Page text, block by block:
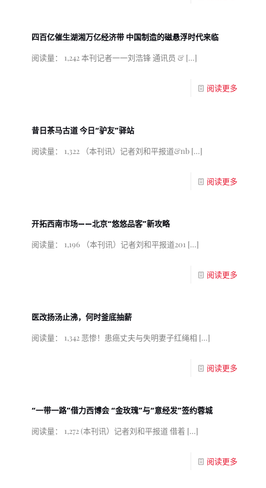
四百亿催生湖湘万亿经济带 中国制造的磁悬浮时代来临
阅读量： 1,242 本刊记者一一刘浩锋 通讯员 & […]
阅读更多
昔日茶马古道 今日“驴友”驿站
阅读量： 1,322 （本刊讯）记者刘和平报道&nb […]
阅读更多
开拓西南市场——北京“悠悠品客”新攻略
阅读量： 1,196 （本刊讯）记者刘和平报道201 […]
阅读更多
医改扬汤止沸，何时釜底抽薪
阅读量： 1,342 悲惨！患癌丈夫与失明妻子红绳相 […]
阅读更多
“一带一路”借力西博会 “金玫瑰”与“意经发”签约蓉城
阅读量： 1,272 (本刊讯）记者刘和平报道 借着 […]
阅读更多